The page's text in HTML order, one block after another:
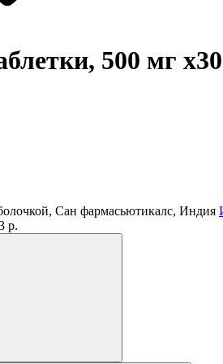
500 мг x30
Сан фармасьютикалс, Индия
р.